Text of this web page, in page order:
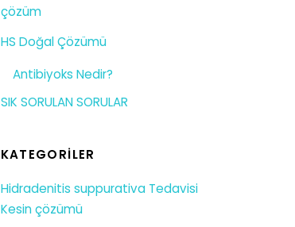
çözüm
HS Doğal Çözümü
Antibiyoks Nedir?
SIK SORULAN SORULAR
KATEGORILER
Hidradenitis suppurativa Tedavisi
Kesin çözümü